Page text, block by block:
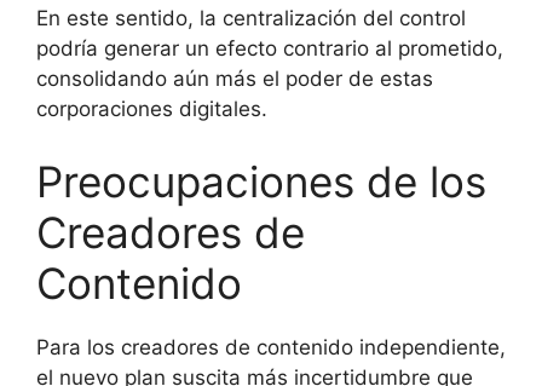
En este sentido, la centralización del control
podría generar un efecto contrario al prometido,
consolidando aún más el poder de estas
corporaciones digitales.
Preocupaciones de los
Creadores de
Contenido
Para los creadores de contenido independiente,
el nuevo plan suscita más incertidumbre que